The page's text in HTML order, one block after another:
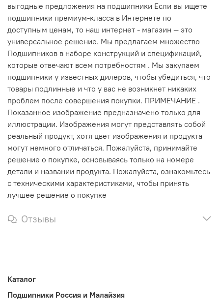
выгодные предложения на подшипники Если вы ищете
подшипники премиум-класса в Интернете по
доступным ценам, то наш интернет - магазин — это
универсальное решение. Мы предлагаем множество
Подшипников в наборе конструкций и спецификаций,
которые отвечают всем потребностям . Мы закупаем
подшипники у известных дилеров, чтобы убедиться, что
товары подлинные и что у вас не возникнет никаких
проблем после совершения покупки. ПРИМЕЧАНИЕ .
Показанное изображение предназначено только для
иллюстрации. Изображения могут представлять собой
реальный продукт, хотя цвет изображения и продукта
могут немного отличаться. Пожалуйста, принимайте
решение о покупке, основываясь только на номере
детали и названии продукта. Пожалуйста, ознакомьтесь
с техническими характеристиками, чтобы принять
лучшее решение о покупке
Отзывы
Каталог
Подшипники Россия и Малайзия